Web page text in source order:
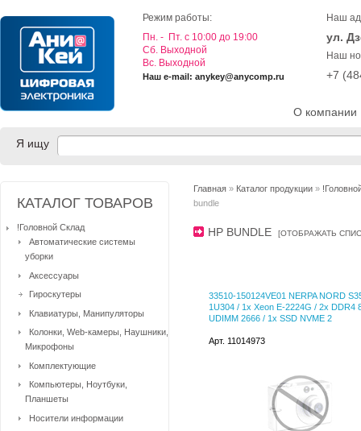
О компании
Режим работы:
Пн. - Пт. с 10:00 до 19:00
Cб. Выходной
Вс. Выходной
Наш e-mail: anykey@anycomp.ru
Наш
ул.
Наш
+7
Я ищу
Главная » Каталог продукции »
bundle
HP BUNDLE [ОТОБРАЖАТЬ
33510-150124VE01 NERPA NORD
1U304 / 1x Xeon E-2224G / 2x DDR4
UDIMM 2666 / 1x SSD NVME 2
Арт. 11014973
КАТАЛОГ ТОВАРОВ
!Головной Склад
Автоматические системы
уборки
Аксессуары
Гироскутеры
Клавиатуры, Манипуляторы
Колонки, Web-камеры, Наушники,
Микрофоны
Комплектующие
Компьютеры, Ноутбуки,
Планшеты
Носители информации